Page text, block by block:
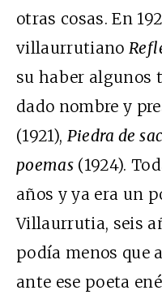
otras cosas. En
villaurrutiano
su haber algunos
dado nombre y
(1921), Piedra de
poemas (1924).
años y ya era un
Villaurrutia, seis
podía menos que
ante ese poeta